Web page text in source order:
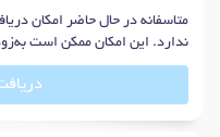
متاسفانه در حال حاضر امکان
ندارد. این امکان ممکن است